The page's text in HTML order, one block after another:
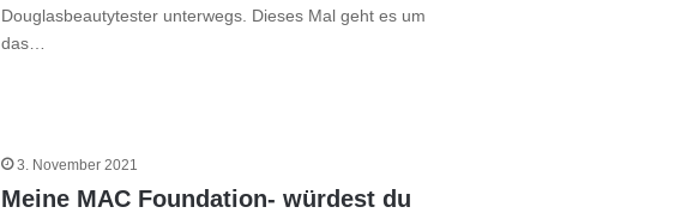
Douglasbeautytester unterwegs. Dieses Mal geht es um
das…
3. November 2021
Meine MAC Foundation- würdest du